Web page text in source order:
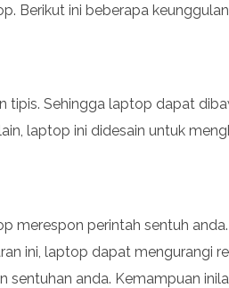
Berikut ini beberapa
tipis. Sehingga laptop dapat
laptop ini didesain untuk
merespon perintah sentuh
ini, laptop dapat mengurangi
anda. Kemampuan